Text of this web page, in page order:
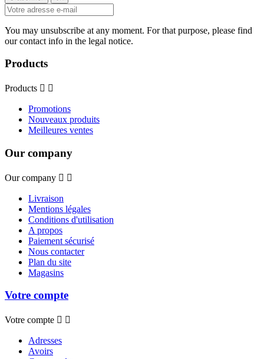
You may unsubscribe at any moment. For that purpose, please find
our contact info in the legal notice.
Products
Products  
Promotions
Nouveaux produits
Meilleures ventes
Our company
Our company  
Livraison
Mentions légales
Conditions d'utilisation
A propos
Paiement sécurisé
Nous contacter
Plan du site
Magasins
Votre compte
Votre compte  
Adresses
Avoirs